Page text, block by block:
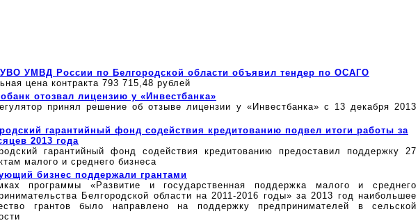
УМВД России по Белгородской области объявил тендер по ОСАГО
цена контракта 793 715,48 рублей
отозвал лицензию у «Инвестбанка»
принял решение об отзыве лицензии у «Инвестбанка» с 13 декабря 2013
гарантийный фонд содействия кредитованию подвел итоги работы за
2013 года
гарантийный фонд содействия кредитованию предоставил поддержку 27
малого и среднего бизнеса
бизнес поддержали грантами
программы «Развитие и государственная поддержка малого и среднего
Белгородской области на 2011-2016 годы» за 2013 год наибольшее
грантов было направлено на поддержку предпринимателей в сельской